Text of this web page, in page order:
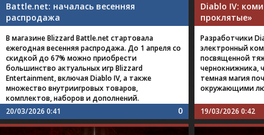
Battle.net: началась весенняя
распродажа
В магазине Blizzard Battle.net стартовала
ежегодная весенняя распродажа. До 1 апреля со
скидкой до 67% можно приобрести
большинство актуальных игр Blizzard
Entertainment, включая Diablo IV, а также
множество внутриигровых товаров,
комплектов, наборов и дополнений.
20/03/2026 0:41
0
Diablo IV:
проклятые»
Разработчики
электронный
посвященной
чернокнижника,
темная магия
окружающими
19/03/2026 0:42